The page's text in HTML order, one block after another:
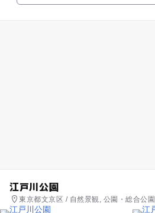
江戸川公園
東京都文京区 / 自然景観, 公園・総合公園